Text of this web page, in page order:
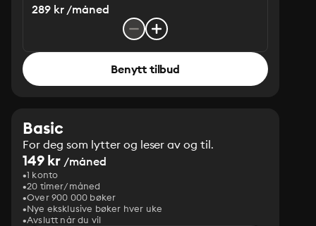
289 kr /måned
Benytt tilbud
Basic
For deg som lytter og leser av og til.
149 kr /måned
1 konto
20 timer/måned
Over 900 000 bøker
Nye eksklusive bøker hver uke
Avslutt når du vil